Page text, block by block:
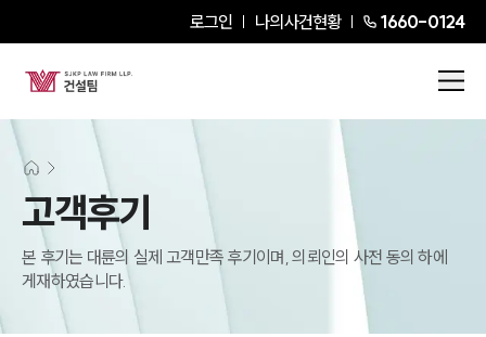
로그인 나의사건현황 1660-0124
고객후기
본 후기는 대륜의 실제 고객만족 후기이며, 의뢰인의 사전 동의 하에
게재하였습니다.